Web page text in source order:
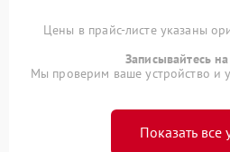
Цены в прайс-листе указаны
Записывайтесь
Мы проверим ваше устройство и
Показать все